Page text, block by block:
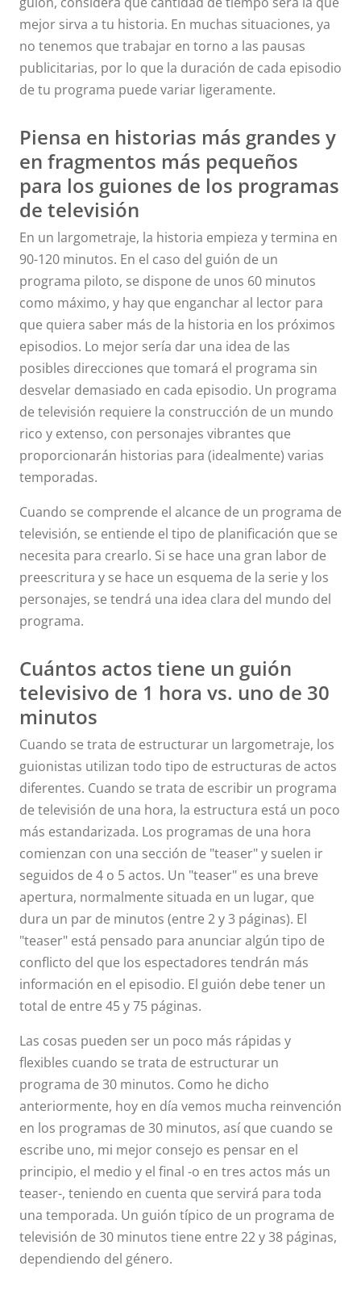
mejor sirva a tu historia. En muchas situaciones, ya
no tenemos que trabajar en torno a las pausas
publicitarias, por lo que la duración de cada episodio
de tu programa puede variar ligeramente.
Piensa en historias más grandes y
en fragmentos más pequeños
para los guiones de los programas
de televisión
En un largometraje, la historia empieza y termina en
90-120 minutos. En el caso del guión de un
programa piloto, se dispone de unos 60 minutos
como máximo, y hay que enganchar al lector para
que quiera saber más de la historia en los próximos
episodios. Lo mejor sería dar una idea de las
posibles direcciones que tomará el programa sin
desvelar demasiado en cada episodio. Un programa
de televisión requiere la construcción de un mundo
rico y extenso, con personajes vibrantes que
proporcionarán historias para (idealmente) varias
temporadas.
Cuando se comprende el alcance de un programa de
televisión, se entiende el tipo de planificación que se
necesita para crearlo. Si se hace una gran labor de
preescritura y se hace un esquema de la serie y los
personajes, se tendrá una idea clara del mundo del
programa.
Cuántos actos tiene un guión
televisivo de 1 hora vs. uno de 30
minutos
Cuando se trata de estructurar un largometraje, los
guionistas utilizan todo tipo de estructuras de actos
diferentes. Cuando se trata de escribir un programa
de televisión de una hora, la estructura está un poco
más estandarizada. Los programas de una hora
comienzan con una sección de "teaser" y suelen ir
seguidos de 4 o 5 actos. Un "teaser" es una breve
apertura, normalmente situada en un lugar, que
dura un par de minutos (entre 2 y 3 páginas). El
"teaser" está pensado para anunciar algún tipo de
conflicto del que los espectadores tendrán más
información en el episodio. El guión debe tener un
total de entre 45 y 75 páginas.
Las cosas pueden ser un poco más rápidas y
flexibles cuando se trata de estructurar un
programa de 30 minutos. Como he dicho
anteriormente, hoy en día vemos mucha reinvención
en los programas de 30 minutos, así que cuando se
escribe uno, mi mejor consejo es pensar en el
principio, el medio y el final -o en tres actos más un
teaser-, teniendo en cuenta que servirá para toda
una temporada. Un guión típico de un programa de
televisión de 30 minutos tiene entre 22 y 38 páginas,
dependiendo del género.